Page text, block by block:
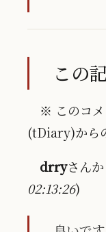
この
※ このコメ
(tDiary)から
drryさん
02:13:26)